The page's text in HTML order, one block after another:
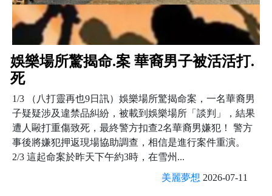
娛樂場所驚揭命.案 華裔男子被活活打.
死
1/3 （八打靈再也9日訊）娛樂場所驚揭命案，一名華裔男
子疑疑涉及違禁品糾紛，被載到娛樂場所「談判」，結果
遭人毆打重傷致死，最終警方扣查2名華裔男嫌犯！ 警方
事後將嫌犯押返現場協助調查，相信是進行案件重演。
2/3 這起命案於昨天下午約3時，在雪州...
美麗夢想 2026-07-11